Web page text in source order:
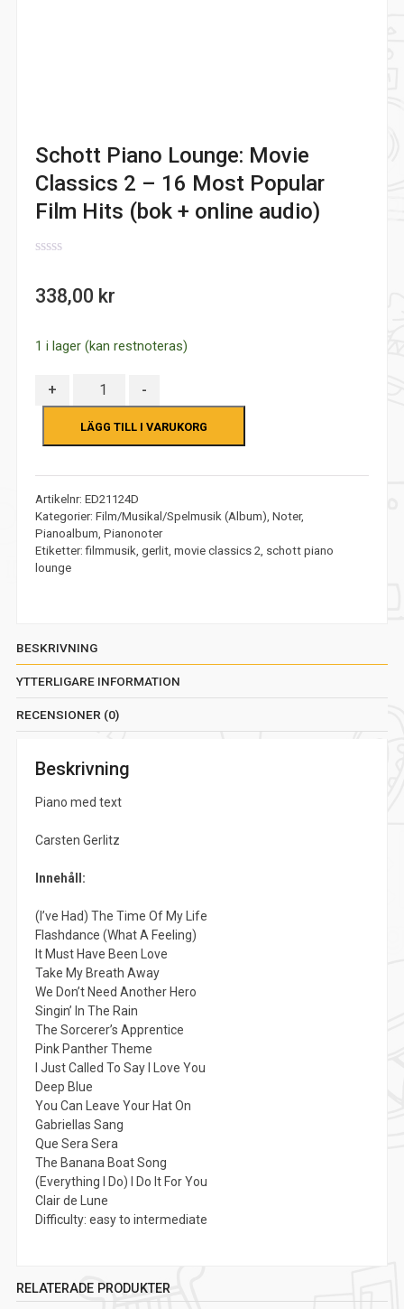
Schott Piano Lounge: Movie
Classics 2 – 16 Most Popular
Film Hits (bok + online audio)
of
338,00 kr
1 i lager (kan restnoteras)
+ Antal -
LÄGG TILL I VARUKORG
Artikelnr: ED21124D
Kategorier: Film/Musikal/Spelmusik (Album), Noter,
Pianoalbum, Pianonoter
Etiketter:filmmusik, gerlit, movie classics 2, schott piano
lounge
BESKRIVNING
YTTERLIGARE INFORMATION
RECENSIONER (0)
Beskrivning
Piano med text
Carsten Gerlitz
Innehåll:
(I’ve Had) The Time Of My Life
Flashdance (What A Feeling)
It Must Have Been Love
Take My Breath Away
We Don’t Need Another Hero
Singin’ In The Rain
The Sorcerer’s Apprentice
Pink Panther Theme
I Just Called To Say I Love You
Deep Blue
You Can Leave Your Hat On
Gabriellas Sang
Que Sera Sera
The Banana Boat Song
(Everything I Do) I Do It For You
Clair de Lune
Difficulty: easy to intermediate
RELATERADE PRODUKTER